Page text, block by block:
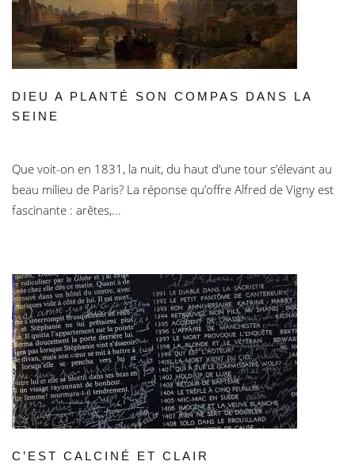
DIEU A PLANTÉ SON COMPAS DANS LA
SEINE
Que voit-on en 1831, la nuit, du haut d’une tour s’élevant au
beau milieu de Paris? La réponse qu’offre Alfred de Vigny est
fascinante : arêtes,...
C’EST CALCINÉ ET CLAIR